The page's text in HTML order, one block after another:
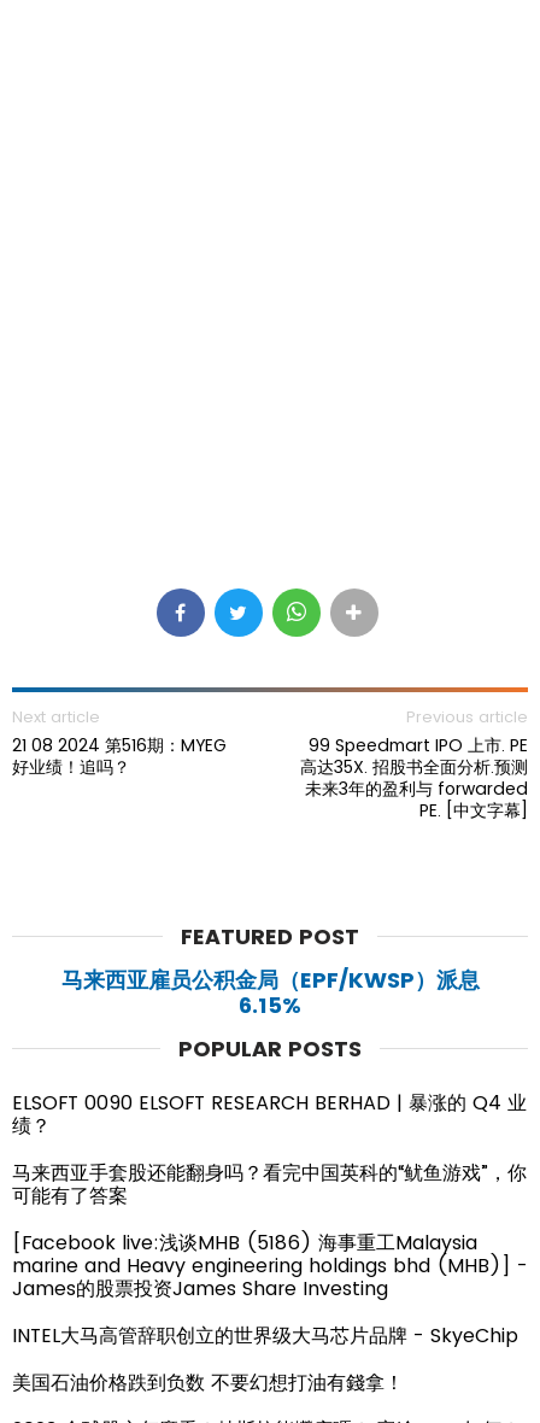
Next article
21 08 2024 第516期：MYEG
好业绩！追吗？
Previous article
99 Speedmart IPO 上市. PE
高达35X. 招股书全面分析.预测
未来3年的盈利与 forwarded
PE. [中文字幕]
FEATURED POST
马来西亚雇员公积金局（EPF/KWSP）派息
6.15%
POPULAR POSTS
ELSOFT 0090 ELSOFT RESEARCH BERHAD | 暴涨的 Q4 业
绩？
马来西亚手套股还能翻身吗？看完中国英科的“鱿鱼游戏”，你
可能有了答案
[Facebook live:浅谈MHB (5186) 海事重工Malaysia
marine and Heavy engineering holdings bhd (MHB)] -
James的股票投资James Share Investing
INTEL大马高管辞职创立的世界级大马芯片品牌 - SkyeChip
美国石油价格跌到负数 不要幻想打油有錢拿！